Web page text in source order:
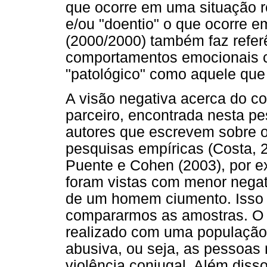
que ocorre em uma situação
e/ou "doentio" o que ocorre
(2000/2000) também faz
comportamentos emocionais
"patológico" como aquele
A visão negativa acerca do
parceiro, encontrada nesta
autores que escrevem sobre
pesquisas empíricas (Costa,
Puente e Cohen (2003), por
foram vistas com menor
de um homem ciumento.
compararmos as amostras.
realizado com uma
abusiva, ou seja, as